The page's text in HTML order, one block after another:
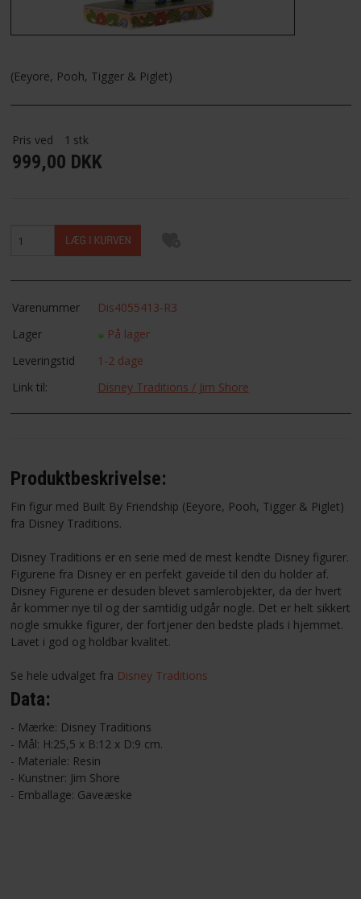
FAVORIT
FORTRYDELSESRET
(Eeyore, Pooh, Tigger & Piglet)
Pris ved 1 stk
999,00 DKK
Varenummer
Dis4055413-R3
Lager
På lager
Leveringstid
1-2 dage
Link til:
Disney Traditions / Jim Shore
Produktbeskrivelse:
Fin figur med Built By Friendship (Eeyore, Pooh, Tigger & Piglet)
fra Disney Traditions.
Disney Traditions er en serie med de mest kendte Disney figurer.
Figurene fra Disney er en perfekt gaveide til den du holder af.
Disney Figurene er desuden blevet samlerobjekter, da der hvert
år kommer nye til og der samtidig udgår nogle. Det er helt sikkert
nogle smukke figurer, der fortjener den bedste plads i hjemmet.
Lavet i god og holdbar kvalitet.
Se hele udvalget fra Disney Traditions
Data:
- Mærke: Disney Traditions
- Mål: H:25,5 x B:12 x D:9 cm.
- Materiale: Resin
- Kunstner: Jim Shore
- Emballage: Gaveæske